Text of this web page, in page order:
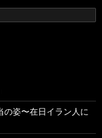
姿〜在日イラン人に